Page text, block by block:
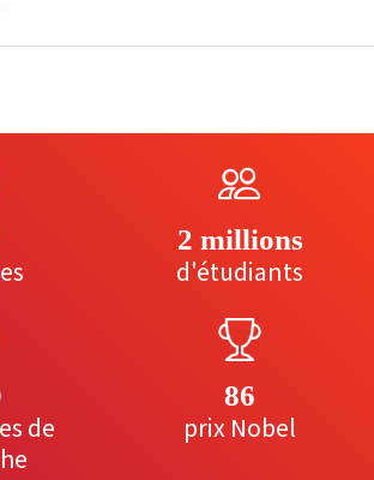
2 millions
d'étudiants
de
86
prix Nobel